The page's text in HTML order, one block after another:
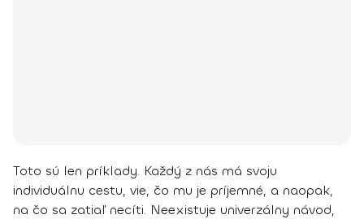
Toto sú len príklady. Každý z nás má svoju
individuálnu cestu, vie, čo mu je príjemné, a naopak,
na čo sa zatiaľ necíti. Neexistuje univerzálny návod,